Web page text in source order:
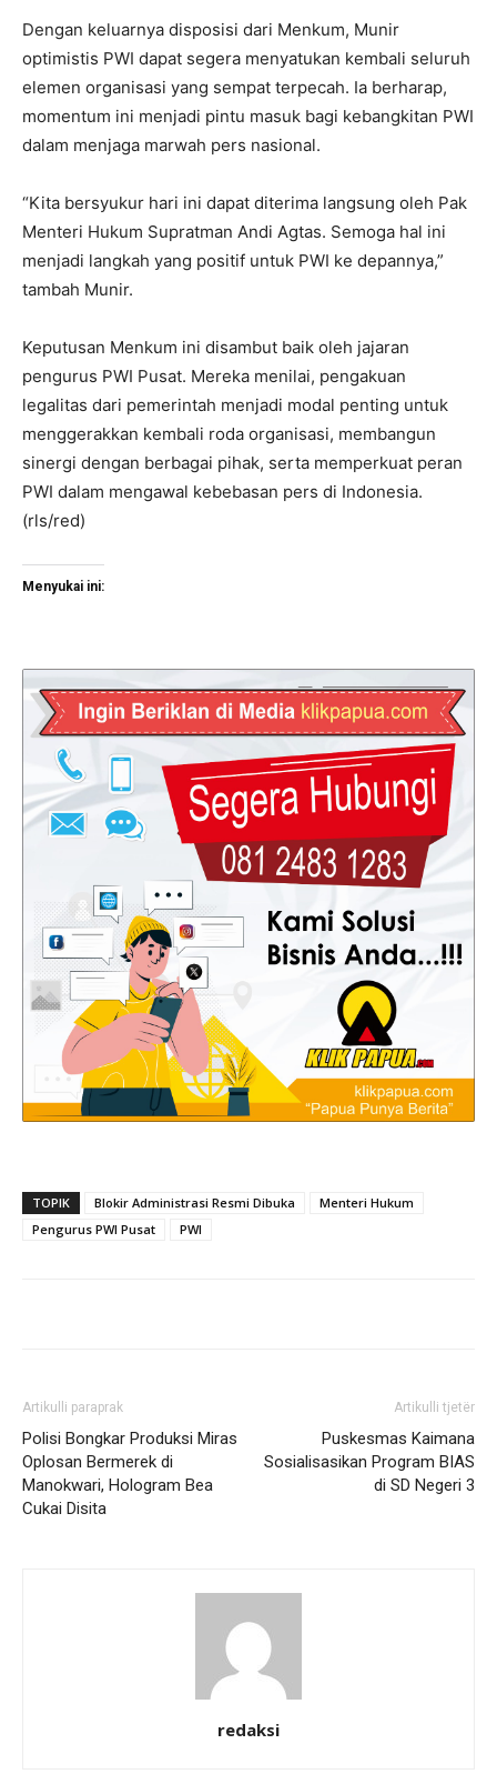
Dengan keluarnya disposisi dari Menkum, Munir
optimistis PWI dapat segera menyatukan kembali seluruh
elemen organisasi yang sempat terpecah. Ia berharap,
momentum ini menjadi pintu masuk bagi kebangkitan PWI
dalam menjaga marwah pers nasional.
“Kita bersyukur hari ini dapat diterima langsung oleh Pak
Menteri Hukum Supratman Andi Agtas. Semoga hal ini
menjadi langkah yang positif untuk PWI ke depannya,”
tambah Munir.
Keputusan Menkum ini disambut baik oleh jajaran
pengurus PWI Pusat. Mereka menilai, pengakuan
legalitas dari pemerintah menjadi modal penting untuk
menggerakkan kembali roda organisasi, membangun
sinergi dengan berbagai pihak, serta memperkuat peran
PWI dalam mengawal kebebasan pers di Indonesia.
(rls/red)
Menyukai ini:
TOPIK Blokir Administrasi Resmi Dibuka
Menteri Hukum
Pengurus PWI Pusat
PWI
Artikulli paraprak
Polisi Bongkar Produksi Miras
Oplosan Bermerek di
Manokwari, Hologram Bea
Cukai Disita
Artikulli tjetër
Puskesmas Kaimana
Sosialisasikan Program BIAS
di SD Negeri 3
redaksi